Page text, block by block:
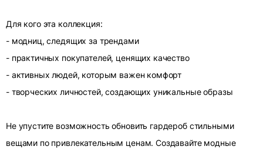
Для кого эта коллекция:
- модниц, следящих за трендами
- практичных покупателей, ценящих качество
- активных людей, которым важен комфорт
- творческих личностей, создающих уникальные образы
Не упустите возможность обновить гардероб стильными
вещами по привлекательным ценам. Создавайте модные